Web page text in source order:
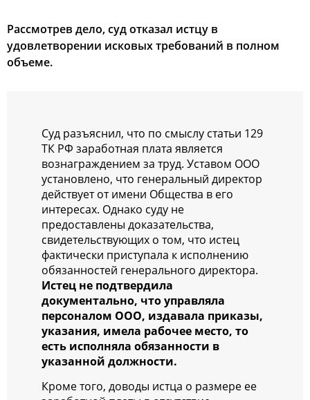
Рассмотрев дело, суд отказал истцу в
удовлетворении исковых требований в полном
объеме.
Суд разъяснил, что по смыслу статьи 129
ТК РФ заработная плата является
вознаграждением за труд. Уставом ООО
установлено, что генеральный директор
действует от имени Общества в его
интересах. Однако суду не
предоставлены доказательства,
свидетельствующих о том, что истец
фактически приступала к исполнению
обязанностей генерального директора.
Истец не подтвердила
документально, что управляла
персоналом ООО, издавала приказы,
указания, имела рабочее место, то
есть исполняла обязанности в
указанной должности.
Кроме того, доводы истца о размере ее